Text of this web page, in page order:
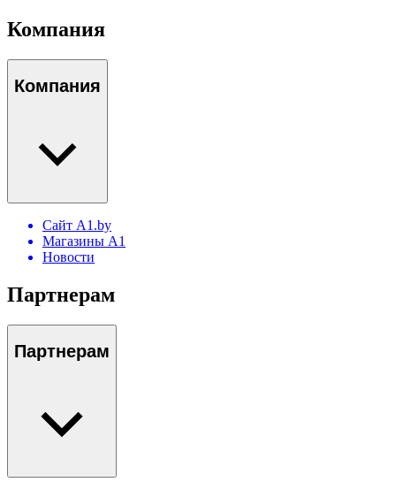
Компания
Компания
Сайт A1.by
Магазины А1
Новости
Партнерам
Партнерам